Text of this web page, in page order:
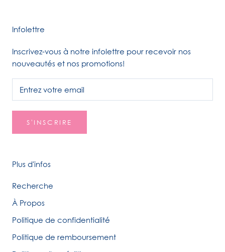
Infolettre
Inscrivez-vous à notre infolettre pour recevoir nos
nouveautés et nos promotions!
S'INSCRIRE
Plus d'infos
Recherche
À Propos
Politique de confidentialité
Politique de remboursement